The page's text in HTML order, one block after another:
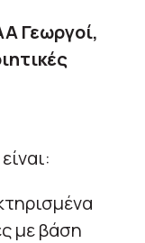
Γεωργοί,
με βάση